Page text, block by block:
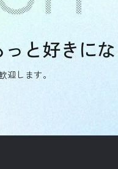
と好きに
します。